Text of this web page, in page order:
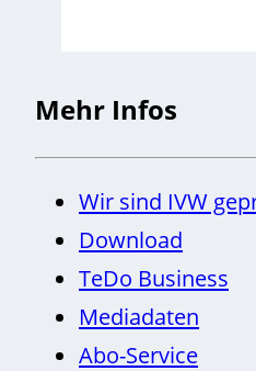
Mehr Infos
Wir sind IVW
Download
TeDo Business
Mediadaten
Abo-Service